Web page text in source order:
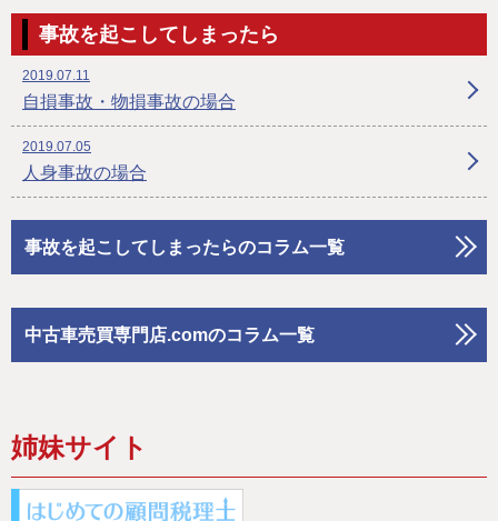
事故を起こしてしまったら
2019.07.11
自損事故・物損事故の場合
2019.07.05
人身事故の場合
事故を起こしてしまったらのコラム一覧
中古車売買専門店.comのコラム一覧
姉妹サイト